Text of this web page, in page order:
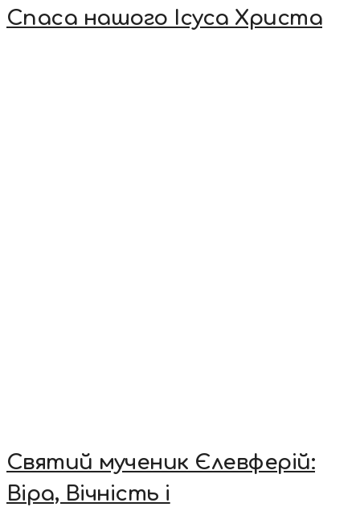
Спаса нашого Ісуса Христа
Святий мученик Єлевферій:
Віра, Вічність і